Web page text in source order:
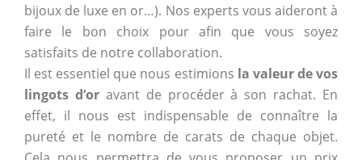
bijoux de luxe en or…). Nos experts vous aideront à
faire le bon choix pour afin que vous soyez
satisfaits de notre collaboration.
Il est essentiel que nous estimions la valeur de vos
lingots d’oravant de procéder à son rachat. En
effet, il nous est indispensable de connaître la
pureté et le nombre de carats de chaque objet.